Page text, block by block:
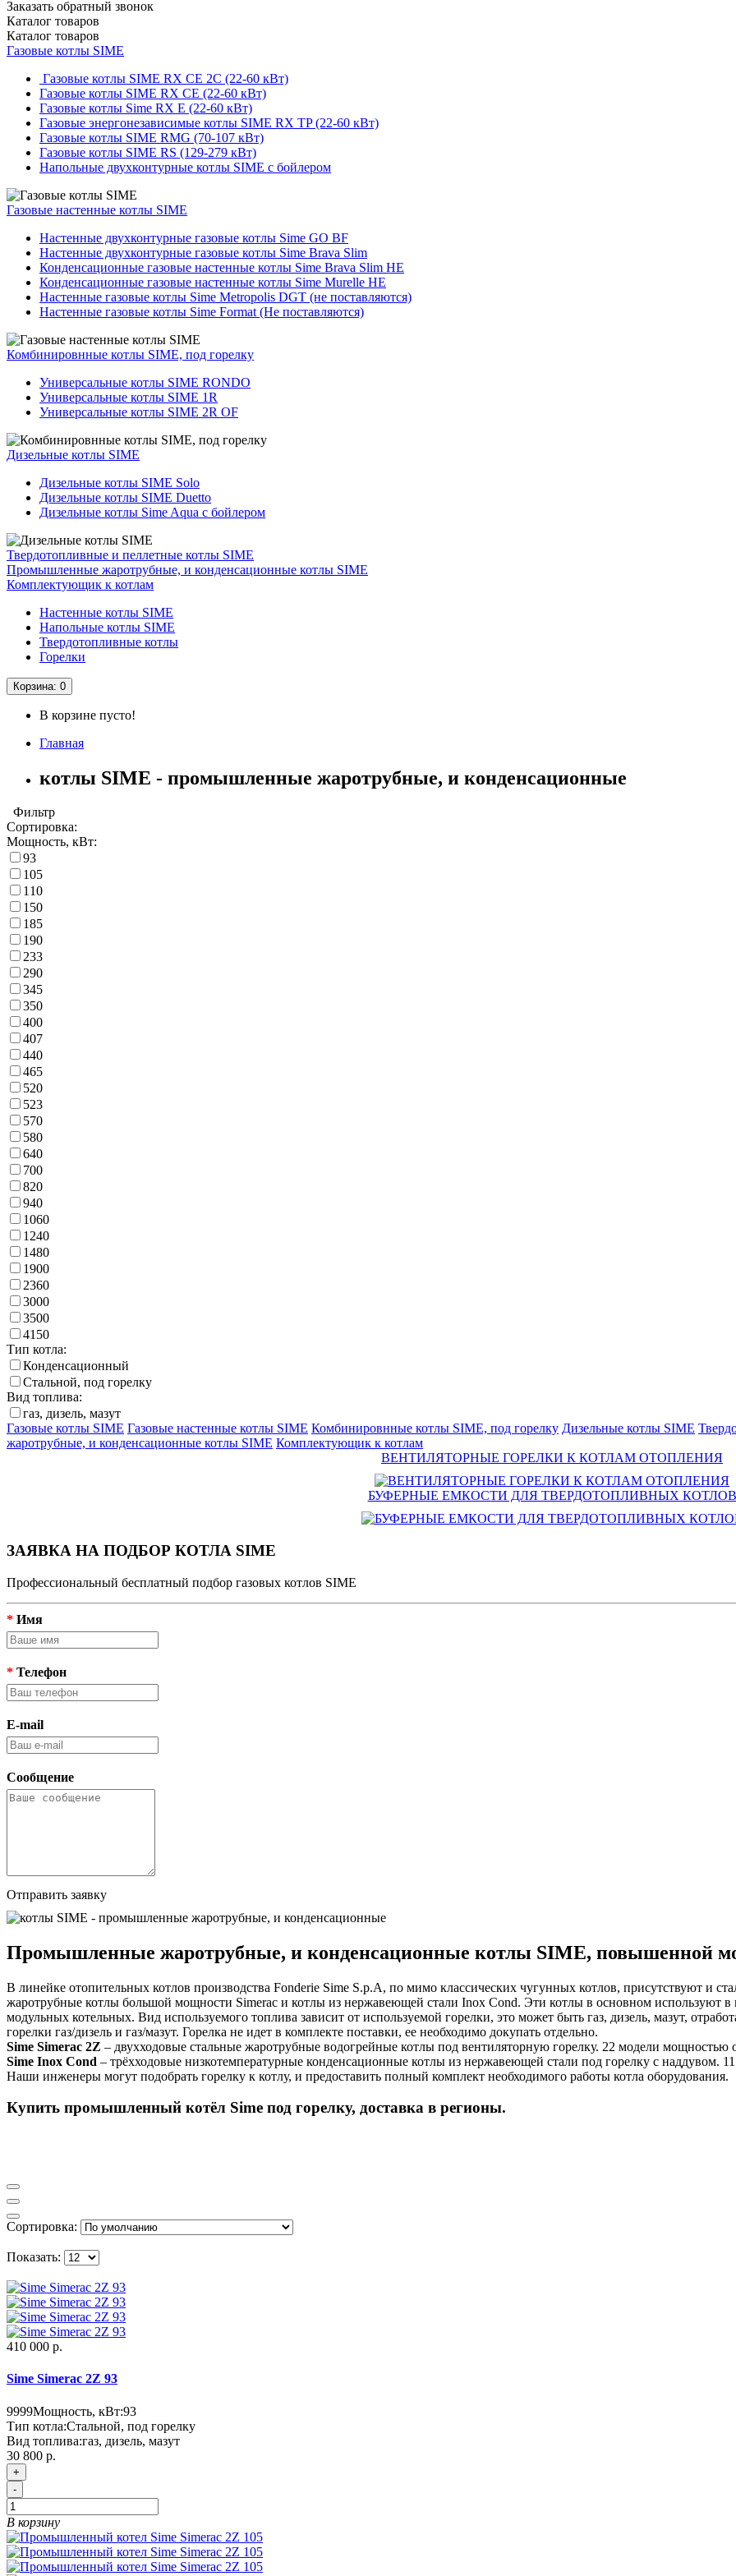
Заказать обратный звонок
Каталог товаров
Каталог товаров
Газовые котлы SIME
Газовые котлы SIME RX CE 2C (22-60 кВт)
Газовые котлы SIME RX CE (22-60 кВт)
Газовые котлы Sime RX E (22-60 кВт)
Газовые энергонезависимые котлы SIME RX TP (22-60 кВт)
Газовые котлы SIME RMG (70-107 кВт)
Газовые котлы SIME RS (129-279 кВт)
Напольные двухконтурные котлы SIME с бойлером
Газовые настенные котлы SIME
Настенные двухконтурные газовые котлы Sime GO BF
Настенные двухконтурные газовые котлы Sime Brava Slim
Конденсационные газовые настенные котлы Sime Brava Slim HE
Конденсационные газовые настенные котлы Sime Murelle HE
Настенные газовые котлы Sime Metropolis DGT (не поставляются)
Настенные газовые котлы Sime Format (Не поставляются)
Комбинировнные котлы SIME, под горелку
Универсальные котлы SIME RONDO
Универсальные котлы SIME 1R
Универсальные котлы SIME 2R OF
Дизельные котлы SIME
Дизельные котлы SIME Solo
Дизельные котлы SIME Duetto
Дизельные котлы Sime Aqua с бойлером
Твердотопливные и пеллетные котлы SIME
Промышленные жаротрубные, и конденсационные котлы SIME
Комплектующик к котлам
Hастенные котлы SIME
Напольные котлы SIME
Твердотопливные котлы
Горелки
Корзина: 0
В корзине пусто!
Главная
котлы SIME - промышленные жаротрубные, и конденсационные
Фильтр
Сортировка:
Мощность, кВт:
93
105
110
150
185
190
233
290
345
350
400
407
440
465
520
523
570
580
640
700
820
940
1060
1240
1480
1900
2360
3000
3500
4150
Тип котла:
Конденсационный
Стальной, под горелку
Вид топлива:
газ, дизель, мазут
Газовые котлы SIME Газовые настенные котлы SIME Комбинировнные котлы SIME, под горелку Дизельные котлы SIME
жаротрубные, и конденсационные котлы SIME Комплектующик к котлам
ВЕНТИЛЯТОРНЫЕ ГОРЕЛКИ К КОТЛАМ ОТОПЛЕНИЯ
БУФЕРНЫЕ ЕМКОСТИ ДЛЯ ТВЕРДОТОПЛИВНЫХ КОТЛОВ
ЗАЯВКА НА ПОДБОР КОТЛА SIME
Профессиональный бесплатный подбор газовых котлов SIME
* Имя
* Телефон
E-mail
Сообщение
Отправить заявку
Промышленные жаротрубные, и конденсационные котлы SIME, повышенной
В линейке отопительных котлов производства Fonderie Sime S.p.A, по мимо классических чугунных котлов, присутствуют и
жаротрубные котлы большой мощности Simerac и котлы из нержавеющей стали Inox Cond. Эти котлы в основном используют
модульных котельных. Вид используемого топлива зависит от используемой горелки, это может быть газ, дизель, мазут,
горелки газ/дизель и газ/мазут. Горелка не идет в комплекте поставки, ее необходимо докупать отдельно.
Sime Simerac 2Z – двухходовые стальные жаротрубные водогрейные котлы под вентиляторную горелку. 22 модели
Sime Inox Cond – трёхходовые низкотемпературные конденсационные котлы из нержавеющей стали под горелку с
Наши инженеры могут подобрать горелку к котлу, и предоставить полный комплект необходимого работы котла оборудования.
Купить промышленный котёл Sime под горелку, доставка в регионы.
Сортировка:
Показать:
410 000 р.
Sime Simerac 2Z 93
9999Мощность, кВт:93
Тип котла:Стальной, под горелку
Вид топлива:газ, дизель, мазут
30 800 р.
+
-
В корзину